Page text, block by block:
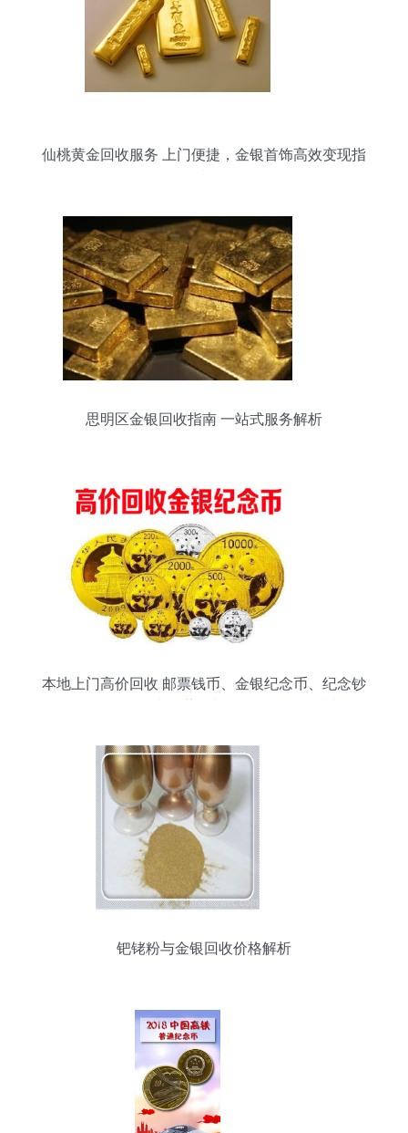
仙桃黄金回收服务 上门便捷，金银首饰高效变现指
思明区金银回收指南 一站式服务解析
本地上门高价回收 邮票钱币、金银纪念币、纪念钞
钯铑粉与金银回收价格解析